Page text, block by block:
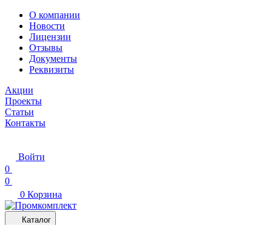
О компании
Новости
Лицензии
Отзывы
Документы
Реквизиты
Акции
Проекты
Статьи
Контакты
Войти
0
0
0 Корзина
Каталог